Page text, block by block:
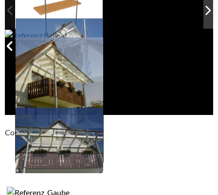
Compackt album